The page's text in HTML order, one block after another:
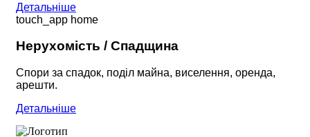
Детальніше
touch_app home
Нерухомість / Спадщина
Спори за спадок, поділ майна, виселення, оренда,
арешти.
Детальніше